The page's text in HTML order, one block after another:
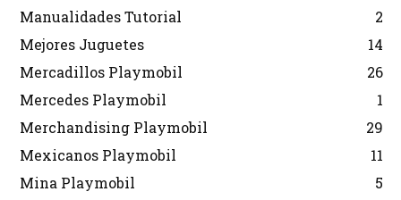
Manualidades Tutorial
2
Mejores Juguetes
14
Mercadillos Playmobil
26
Mercedes Playmobil
1
Merchandising Playmobil
29
Mexicanos Playmobil
11
Mina Playmobil
5